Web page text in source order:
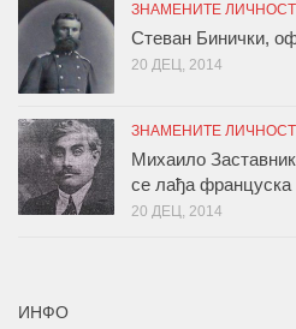
ЗНАМЕНИТЕ
Стеван Бинички,
20 ДЕЦ, 2014
ЗНАМЕНИТЕ
Михаило
се лађа француска
20 ДЕЦ, 2014
ИНФО